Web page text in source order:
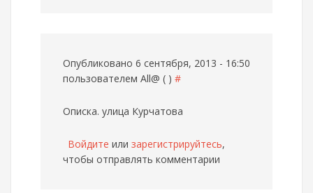
Опубликовано 6 сентября, 2013 - 16:50
пользователем All@ ( ) #
Описка. улица Курчатова
Войдите или зарегистрируйтесь,
чтобы отправлять комментарии